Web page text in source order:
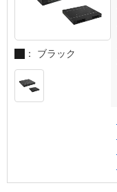
： ブラック